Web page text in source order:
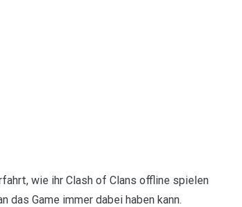
wie ihr Clash of Clans offline spielen
Game immer dabei haben kann.